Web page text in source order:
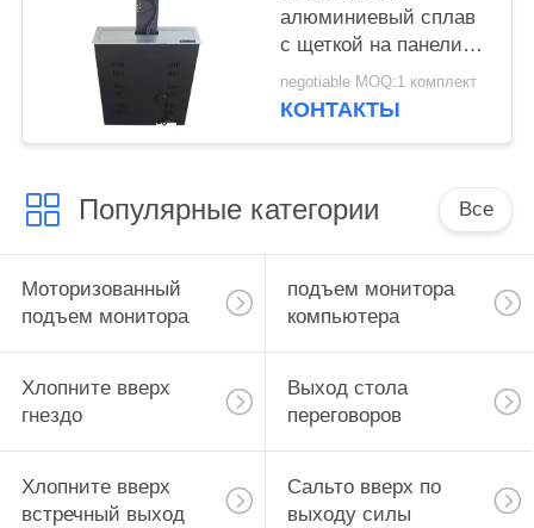
алюминиевый сплав
с щеткой на панели
LCD Моторизованный
подъемник с
negotiable MOQ:1 комплект
КОНТАКТЫ
Популярные категории Все
Моторизованный
подъем монитора
подъем монитора
компьютера
Хлопните вверх
гнездо
Выход стола
переговоров
Хлопните вверх
встречный выход
Сальто вверх по
выходу силы